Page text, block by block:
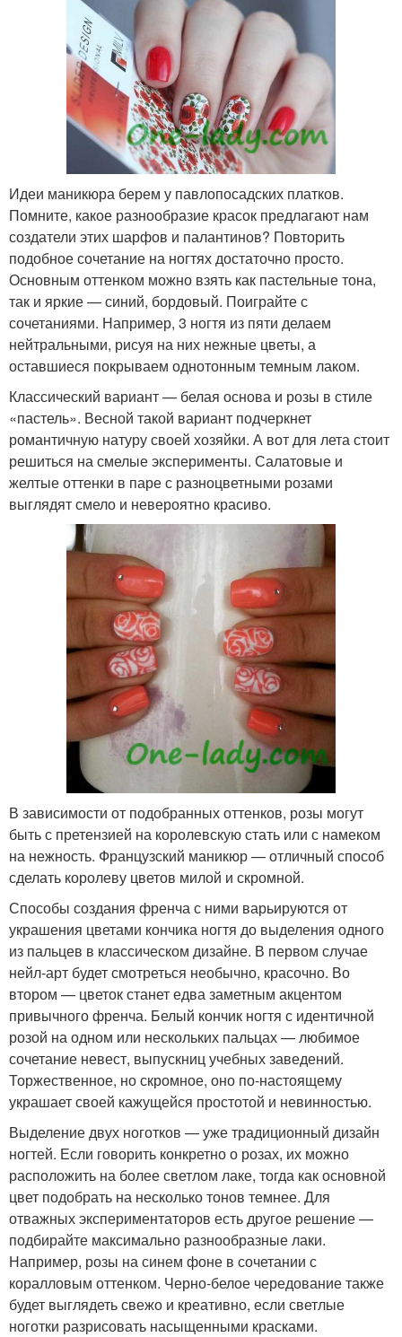
Идеи маникюра берем у павлопосадских платков.
Помните, какое разнообразие красок предлагают нам
создатели этих шарфов и палантинов? Повторить
подобное сочетание на ногтях достаточно просто.
Основным оттенком можно взять как пастельные тона,
так и яркие — синий, бордовый. Поиграйте с
сочетаниями. Например, 3 ногтя из пяти делаем
нейтральными, рисуя на них нежные цветы, а
оставшиеся покрываем однотонным темным лаком.
Классический вариант — белая основа и розы в стиле
«пастель». Весной такой вариант подчеркнет
романтичную натуру своей хозяйки. А вот для лета стоит
решиться на смелые эксперименты. Салатовые и
желтые оттенки в паре с разноцветными розами
выглядят смело и невероятно красиво.
В зависимости от подобранных оттенков, розы могут
быть с претензией на королевскую стать или с намеком
на нежность. Французский маникюр — отличный способ
сделать королеву цветов милой и скромной.
Способы создания френча с ними варьируются от
украшения цветами кончика ногтя до выделения одного
из пальцев в классическом дизайне. В первом случае
нейл-арт будет смотреться необычно, красочно. Во
втором — цветок станет едва заметным акцентом
привычного френча. Белый кончик ногтя с идентичной
розой на одном или нескольких пальцах — любимое
сочетание невест, выпускниц учебных заведений.
Торжественное, но скромное, оно по-настоящему
украшает своей кажущейся простотой и невинностью.
Выделение двух ноготков — уже традиционный дизайн
ногтей. Если говорить конкретно о розах, их можно
расположить на более светлом лаке, тогда как основной
цвет подобрать на несколько тонов темнее. Для
отважных экспериментаторов есть другое решение —
подбирайте максимально разнообразные лаки.
Например, розы на синем фоне в сочетании с
коралловым оттенком. Черно-белое чередование также
будет выглядеть свежо и креативно, если светлые
ноготки разрисовать насыщенными красками.